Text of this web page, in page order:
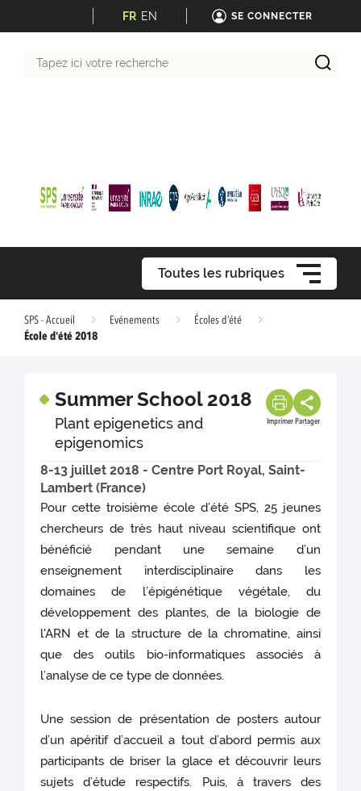
FR EN SE CONNECTER
Toutes les rubriques
SPS - Accueil Evénements
Écoles d’été
École d'été 2018
Summer School 2018
Plant epigenetics and
epigenomics
Imprimer Partager
8-13 juillet 2018 - Centre Port Royal, Saint-
Lambert (France)
Pour cette troisième école d’été SPS, 25 jeunes
chercheurs de très haut niveau scientifique ont
bénéficié pendant une semaine d’un
enseignement interdisciplinaire dans les
domaines de l’épigénétique végétale, du
développement des plantes, de la biologie de
l'ARN et de la structure de la chromatine, ainsi
que des outils bio-informatiques associés à
l’analyse de ce type de données.
Une session de présentation de posters autour
d’un apéritif d’accueil a tout d’abord permis aux
participants de briser la glace et découvrir leurs
sujets d’étude respectifs. Puis, à travers des